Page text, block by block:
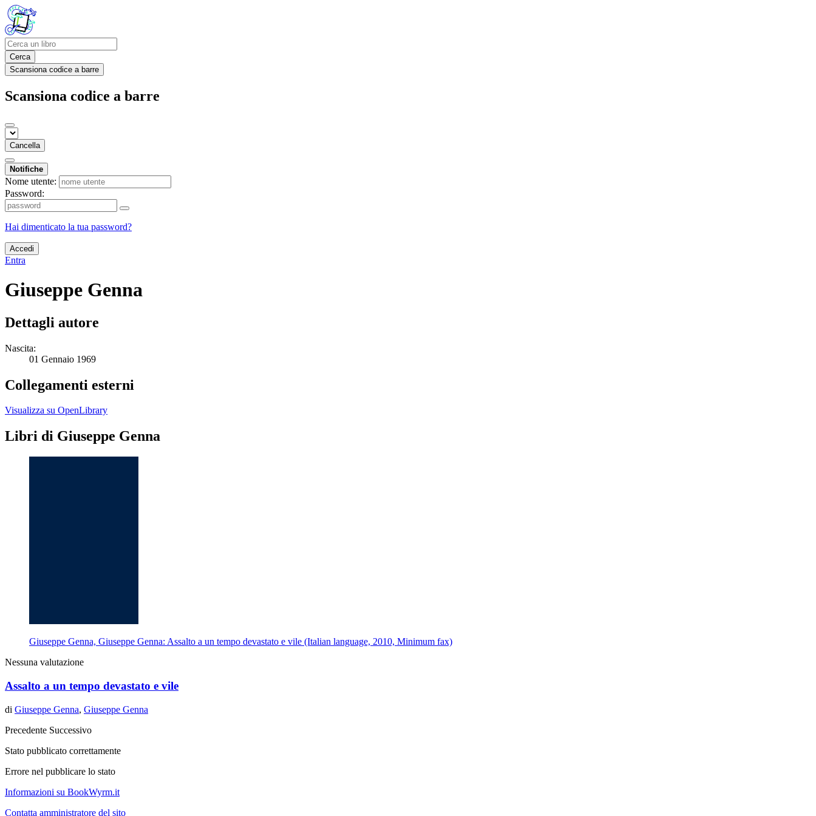
Cerca
Scansiona codice a barre
Scansiona codice a barre
Cancella
Notifiche
Nome utente:
Password:
Hai dimenticato la tua password?
Accedi
Entra
Giuseppe Genna
Dettagli autore
Nascita:
01 Gennaio 1969
Collegamenti esterni
Visualizza su OpenLibrary
Libri di Giuseppe Genna
Giuseppe Genna, Giuseppe Genna: Assalto a un tempo devastato e vile (Italian language, 2010, Minimum fax)
Nessuna valutazione
Assalto a un tempo devastato e vile
di Giuseppe Genna, Giuseppe Genna
Precedente Successivo
Stato pubblicato correttamente
Errore nel pubblicare lo stato
Informazioni su BookWyrm.it
Contatta amministratore del sito